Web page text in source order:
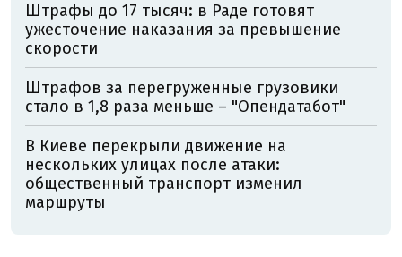
Штрафы до 17 тысяч: в Раде готовят
ужесточение наказания за превышение
скорости
Штрафов за перегруженные грузовики
стало в 1,8 раза меньше – "Опендатабот"
В Киеве перекрыли движение на
нескольких улицах после атаки:
общественный транспорт изменил
маршруты